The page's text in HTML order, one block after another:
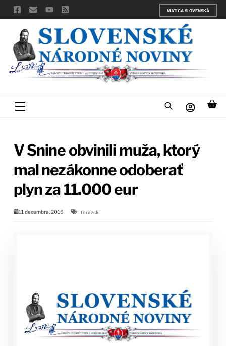
Skip
to
content
MATICA SLOVENSKÁ
Menu
V Snine obvinili muža, ktorý
mal nezákonne odoberať
plyn za 11.000 eur
11 decembra, 2015 terazsk